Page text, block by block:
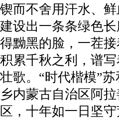
锲而不舍用汗水、
建设出一条条绿色
得黝黑的脸，一茬
积累千秋之利，谱
壮歌。“时代楷模”
乡内蒙古自治区阿
区，十年如一日坚